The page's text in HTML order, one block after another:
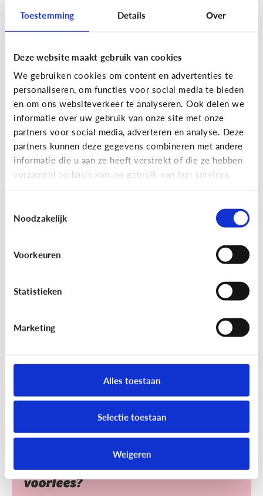
Toestemming Details Over
Deze website maakt gebruik van cookies
We gebruiken cookies om content en advertenties te
personaliseren, om functies voor social media te bieden
en om ons websiteverkeer te analyseren. Ook delen we
informatie over uw gebruik van onze site met onze
partners voor social media, adverteren en analyse. Deze
partners kunnen deze gegevens combineren met andere
informatie die u aan ze heeft verstrekt of die ze hebben
verzameld op basis van uw gebruik van hun services.
Noodzakelijk
Voorkeuren
Statistieken
Marketing
Alles toestaan
Selectie toestaan
Weigeren
Lees de 3 tips
Lezen
Mijn kind kan lezen, heeft het zin
dat ik nog voorlees?
Lezen
Voorlezen aan jonge kinderen zorgt ervoor dat ze
hen makkelijker?
Heeft het nut dat ik mijn baby
voorlees?